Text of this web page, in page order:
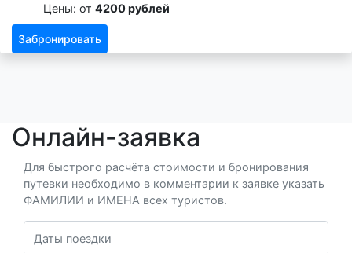
Цены: от 4200 рублей
Забронировать
Онлайн-заявка
Для быстрого расчёта стоимости и бронирования
путевки необходимо в комментарии к заявке указать
ФАМИЛИИ и ИМЕНА всех туристов.